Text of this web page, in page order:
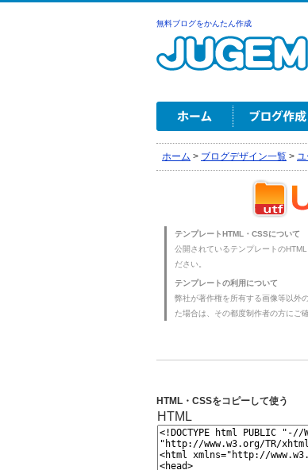
無料ブログをかんたん作成
ホーム > ブログデザイン一覧 > ユ
テンプレートHTML・CSSについて
公開されているテンプレートの
ださい。
テンプレートの利用について
弊社が著作権を所有する画像等以外
た場合は、その都度制作者の方にご
HTML・CSSをコピーして使う
HTML